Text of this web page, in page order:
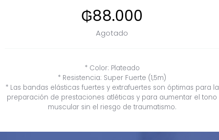
₲88.000
Agotado
* Color: Plateado
* Resistencia: Super Fuerte (1,5m)
* Las bandas elásticas fuertes y extrafuertes son óptimas para la
preparación de prestaciones atléticas y para aumentar el tono
muscular sin el riesgo de traumatismo.